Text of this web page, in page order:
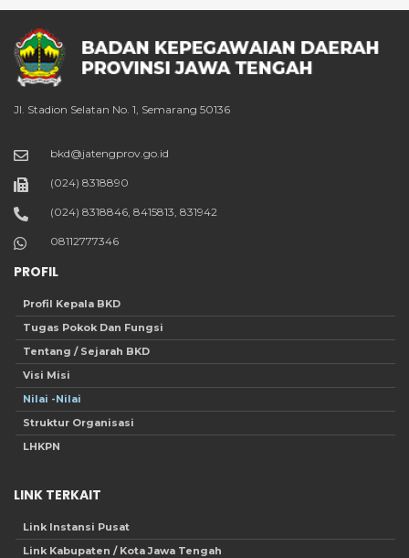
Jl. Stadion Selatan No. 1, Semarang 50136
bkd@jatengprov.go.id
(024) 8318890
(024) 8318846, 8415813, 831942
08112777346
PROFIL
Profil Kepala BKD
Tugas Pokok Dan Fungsi
Tentang / Sejarah BKD
Visi Misi
Nilai -Nilai
Struktur Organisasi
LHKPN
LINK TERKAIT
Link Instansi Pusat
Link Kabupaten / Kota Jawa Tengah